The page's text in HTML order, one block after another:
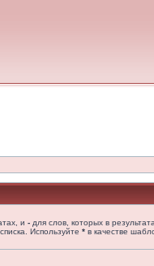
и - для слов, которых в
Используйте * в качестве